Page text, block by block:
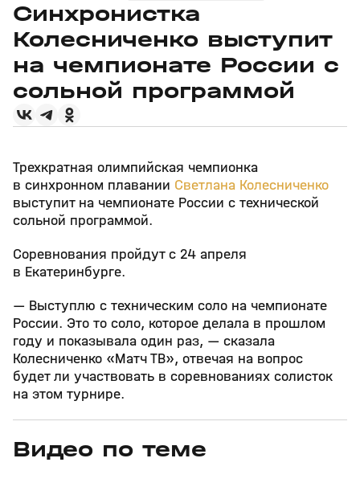
Синхронистка
Колесниченко выступит
на чемпионате России с
сольной программой
Трехкратная олимпийская чемпионка
в синхронном плавании Светлана Колесниченко
выступит на чемпионате России с технической
сольной программой.
Соревнования пройдут с 24 апреля
в Екатеринбурге.
— Выступлю с техническим соло на чемпионате
России. Это то соло, которое делала в прошлом
году и показывала один раз, — сказала
Колесниченко «Матч ТВ», отвечая на вопрос
будет ли участвовать в соревнованиях солисток
на этом турнире.
Видео по теме
05 авг, 17:34